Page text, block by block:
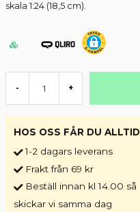
skala 1:24 (18,5 cm).
- +
HOS OSS FÅR DU ALLTID
1-2 dagars leverans
Frakt från 69 kr
Beställ innan kl 14.00 så
skickar vi samma dag